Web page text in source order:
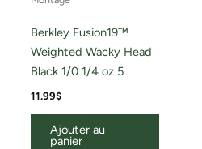
Berkley Fusion19™
Weighted Wacky Head
Black 1/0 1/4 oz 5
11.99$
Ajouter au
panier